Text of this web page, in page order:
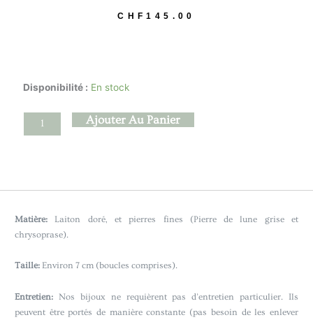
CHF145.00
Disponibilité : En stock
quantité
Kaguya
grise
Ajouter Au Panier
Matière: Laiton doré, et pierres fines (Pierre de lune grise et
chrysoprase).
Taille: Environ 7 cm (boucles comprises).
Entretien: Nos bijoux ne requièrent pas d’entretien particulier. Ils
peuvent être portés de manière constante (pas besoin de les enlever